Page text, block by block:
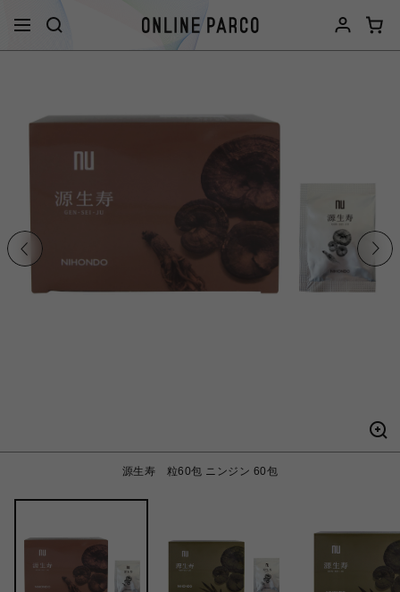
源生寿 粒60包 ニンジン 60包